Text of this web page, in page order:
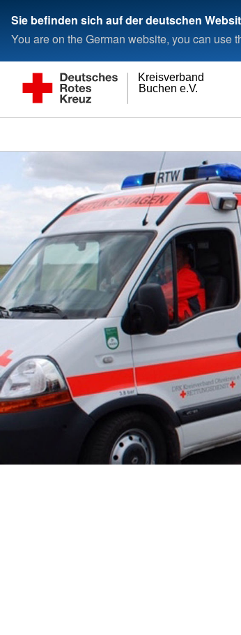
Sie befinden sich auf der deutschen
You are on the German website, you can use
Buchen e.V.
Kreisverband